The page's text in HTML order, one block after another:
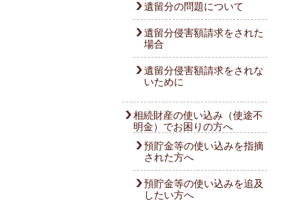
遺留分の問題について
遺留分侵害額請求をされた
場合
遺留分侵害額請求をされな
いために
相続財産の使い込み（使途不
明金）でお困りの方へ
預貯金等の使い込みを指摘
された方へ
預貯金等の使い込みを追及
したい方へ